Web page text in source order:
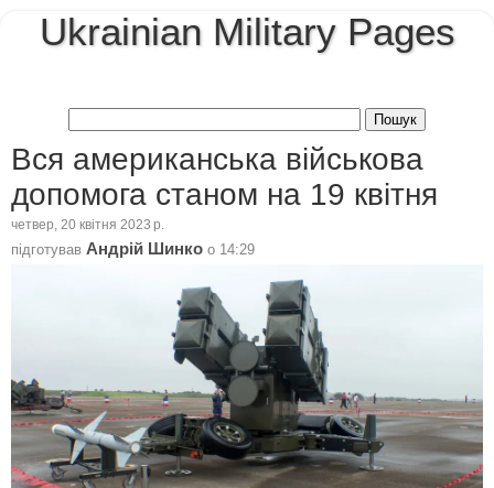
Ukrainian Military Pages
Вся американська військова
допомога станом на 19 квітня
четвер, 20 квітня 2023 р.
підготував Андрій Шинко о 14:29